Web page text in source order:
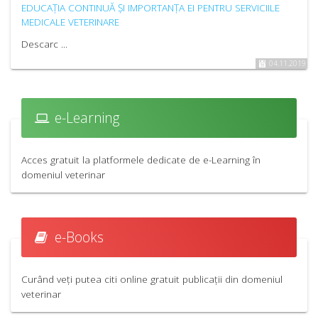
EDUCAȚIA CONTINUĂ ȘI IMPORTANȚA EI PENTRU SERVICIILE
MEDICALE VETERINARE
Descarc ...
04.11.2019
e-Learning
Acces gratuit la platformele dedicate de e-Learning în
domeniul veterinar
e-Books
Curând veți putea citi online gratuit publicații din domeniul
veterinar